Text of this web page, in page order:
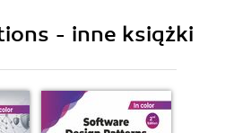
- inne książki